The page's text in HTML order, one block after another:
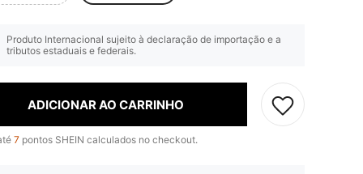
Produto Internacional sujeito à declaração de importação e a
tributos estaduais e federais.
ADICIONAR AO CARRINHO
7 pontos SHEIN calculados no checkout.